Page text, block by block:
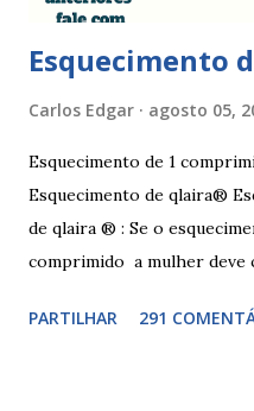
Esquecimento
Carlos Edgar agosto 05,
Esquecimento de 1
Esquecimento de qlaira®
de qlaira ® : Se o
comprimido a mulher deve
comprimido(s) esquecidos,
PARTILHAR 291